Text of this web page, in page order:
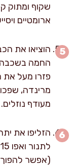
שקוף ומתוק
ארומטיים
הוציאו את
החמה בשכבה
פזרו מעל את
מרינדה,
מעודף נוזלים.
הזליפו את
(אפשר להפוך